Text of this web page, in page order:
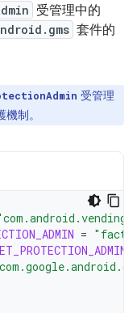
受管理中的
套件的
受管理
制。
=